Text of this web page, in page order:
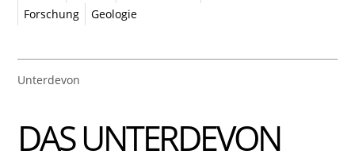
Forschung
Geologie
Unterdevon
DAS UNTERDEVON